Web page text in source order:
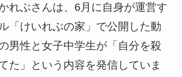
れぶさんは、6月に自身が運営す
「けいれぶの家」で公開した動
男性と女子中学生が「自分を殺
た」という内容を発信していま